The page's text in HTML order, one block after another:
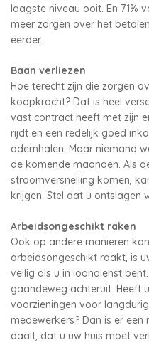
laagste niveau ooit. En 71%
meer zorgen over het
eerder.
Baan verliezen
Hoe terecht zijn die zorgen
koopkracht? Dat is heel
vast contract heeft met zijn
rijdt en een redelijk goed
ademhalen. Maar niemand
de komende maanden. Als
stroomversnelling komen,
krijgen. Stel dat u ontslagen
Arbeidsongeschikt raken
Ook op andere manieren
arbeidsongeschikt raakt, is
veilig als u in loondienst
gaandeweg achteruit. Heeft
voorzieningen voor
medewerkers? Dan is er
daalt, dat u uw huis moet